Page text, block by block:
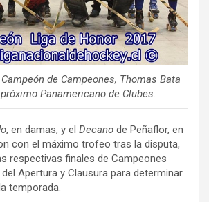
de Campeones, Thomas Bata
Panamericano de Clubes.
, en damas, y el Decano de Peñaflor, en
con el máximo trofeo tras la disputa,
respectivas finales de Campeones
Apertura y Clausura para determinar
temporada.